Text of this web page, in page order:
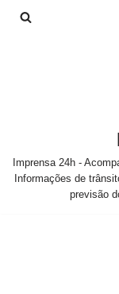
Imprensa 24h -
Informações de
previsão